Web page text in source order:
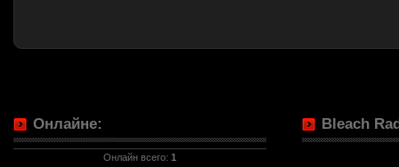
Онлайне:
Онлайн всего: 1
Bleach